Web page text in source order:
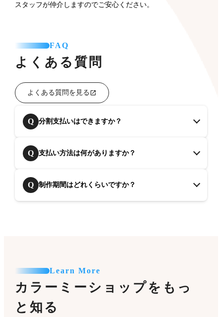
スタッフが仲介しますのでご安心ください。
FAQ
よくある質問
よくある質問を見る
Q 分割支払いはできますか？
Q 支払い方法は何がありますか？
Q 制作期間はどれくらいですか？
Learn More
カラーミーショップをもっ
と知る